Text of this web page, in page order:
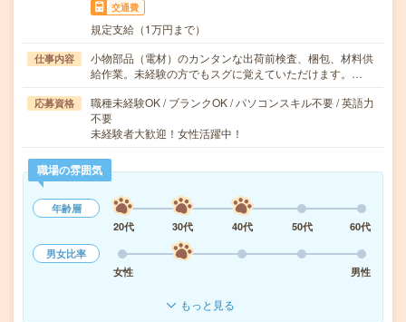
交通費
規定支給（1万円まで）
仕事内容
小物部品（電材）のカンタンな出荷前検査、梱包、材料供
給作業。未経験の方でもスグに覚えていただけます。…
応募資格
職種未経験OK / ブランクOK / パソコンスキル不要 / 英語力
不要
未経験者大歓迎！女性活躍中！
職場の雰囲気
年齢層
20代
30代 40代 50代
60代
男女比率
女性
男性
もっと見る